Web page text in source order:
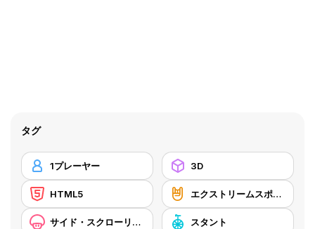
タグ
1プレーヤー 3D
HTML5 エクストリームスポーツ
サイド・スクローリング スタント